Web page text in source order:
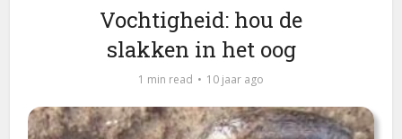
Vochtigheid: hou de
slakken in het oog
1 min read 10 jaar ago